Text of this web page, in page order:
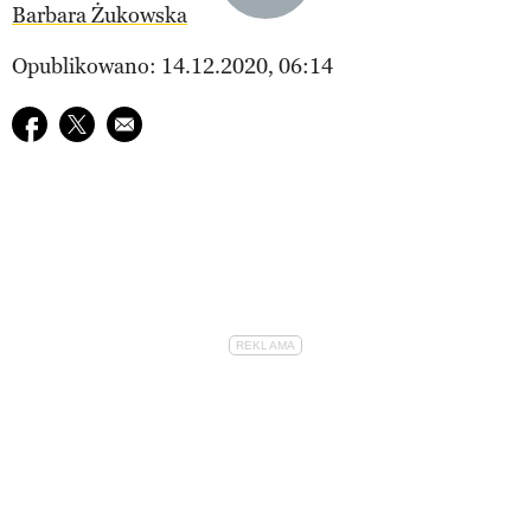
Barbara Żukowska
Opublikowano: 14.12.2020, 06:14
Udostępnij na facebook
Udostępnij na twitter
E-mail do przyjaciela